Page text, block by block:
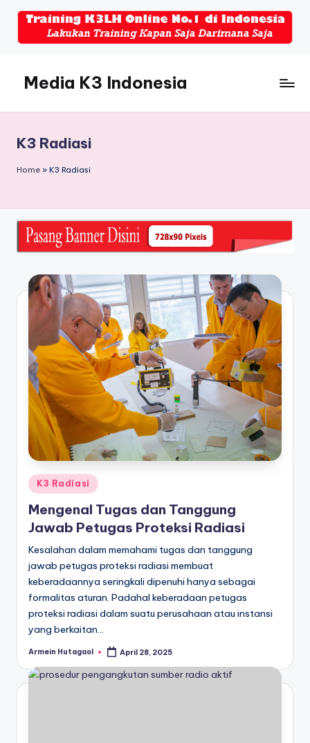
Media K3 Indonesia
Seputar
Dunia
K3LH
K3 Radiasi
Home » K3 Radiasi
Posted
in
K3 Radiasi
Mengenal Tugas dan Tanggung
Jawab Petugas Proteksi Radiasi
Kesalahan dalam memahami tugas dan tanggung
jawab petugas proteksi radiasi membuat
keberadaannya seringkali dipenuhi hanya sebagai
formalitas aturan. Padahal keberadaan petugas
proteksi radiasi dalam suatu perusahaan atau instansi
yang berkaitan…
Posted
Armein Hutagaol April 28, 2025